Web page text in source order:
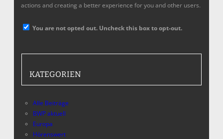
actions and creating a better experience for you and other users.
You are not opted out. Uncheck this box to opt-out.
KATEGORIEN
Alle Beiträge
BWP aktuell
Europa
Hörenswert